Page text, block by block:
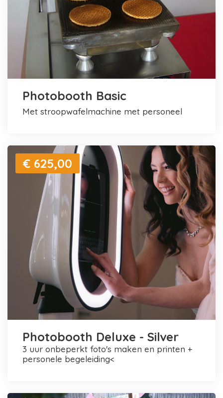
Photobooth Basic
met stroopwafelmachine met personeel
€ 625,00
Photobooth Deluxe - Silver
3 uur onbeperkt foto's maken en printen +
personele begeleiding<